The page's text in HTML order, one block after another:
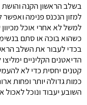
בשלב הראשון הקנה והושת
למזון הנכנס פנימה
למשל לא אחרי אוכל
כשהוא בוכה או סתם
בכדי לעבור את השלב
הדיאטנים הקליניים
קטנים יחסית כדי לא
כמות גדולה יותר ופחות
השובע יעבוד ונוכל לאכול